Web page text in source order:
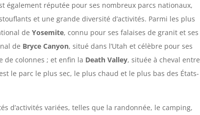
également réputée pour ses nombreux parcs nationaux,
et une grande diversité d’activités. Parmi les plus
deYosemite, connu pour ses falaises de granit et ses
de Bryce Canyon, situé dans l’Utah et célèbre pour ses
de colonnes ; et enfin la Death Valley, située à cheval entre
le parc le plus sec, le plus chaud et le plus bas des États-
d’activités variées, telles que la randonnée, le camping,